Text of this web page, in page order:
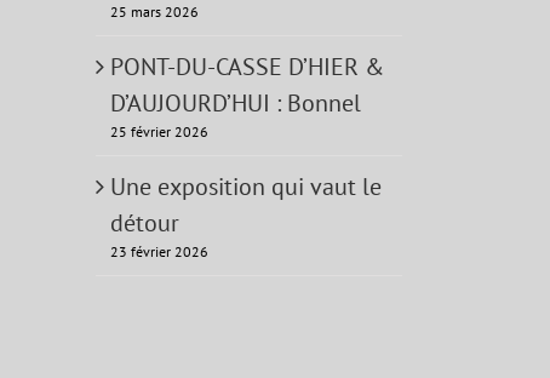
25 mars 2026
PONT-DU-CASSE D’HIER &
D’AUJOURD’HUI : Bonnel
25 février 2026
Une exposition qui vaut le
détour
23 février 2026